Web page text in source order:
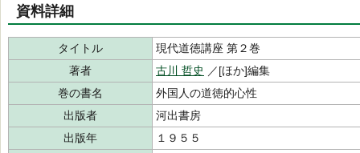
資料詳細
タイトル
現代道徳講座 第２巻
著者
古川 哲史 ／[ほか]編集
巻の書名
外国人の道徳的心性
出版者
河出書房
出版年
１９５５